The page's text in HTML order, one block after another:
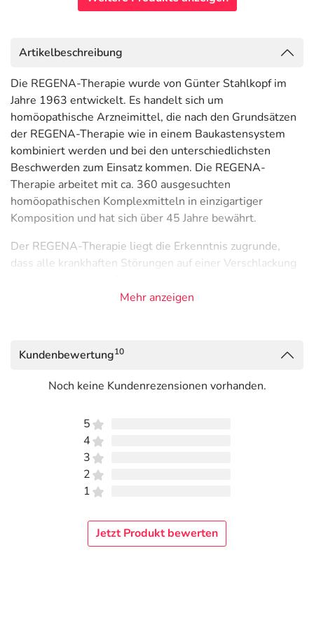
Artikelbeschreibung
Die REGENA-Therapie wurde von Günter Stahlkopf im
Jahre 1963 entwickelt. Es handelt sich um
homöopathische Arzneimittel, die nach den Grundsätzen
der REGENA-Therapie wie in einem Baukastensystem
kombiniert werden und bei den unterschiedlichsten
Beschwerden zum Einsatz kommen. Die REGENA-
Therapie arbeitet mit ca. 360 ausgesuchten
homöopathischen Komplexmitteln in einzigartiger
Komposition und hat sich über 45 Jahre bewährt.
Der REGENA-Therapie liegt die Erkenntnis zugrunde,
dass alle krankhaften Störungen auf einer Verschlackung
ein Heilbestreben des Körpers darstellt.
78467 Konstanz
PDF des Beipackzettels
herunterladen.
Mehr anzeigen
Kundenbewertung10
Noch keine Kundenrezensionen vorhanden.
5
4
3
2
1
Jetzt Produkt bewerten